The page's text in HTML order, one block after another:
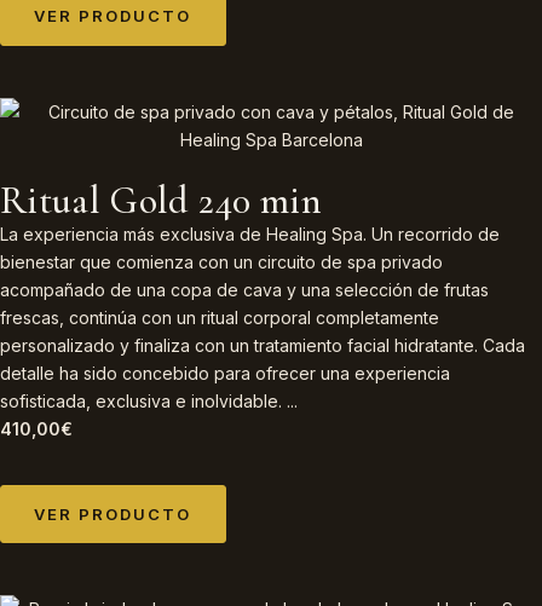
VER PRODUCTO
Ritual Gold 240 min
La experiencia más exclusiva de Healing Spa. Un recorrido de
bienestar que comienza con un circuito de spa privado
acompañado de una copa de cava y una selección de frutas
frescas, continúa con un ritual corporal completamente
personalizado y finaliza con un tratamiento facial hidratante. Cada
detalle ha sido concebido para ofrecer una experiencia
sofisticada, exclusiva e inolvidable. ...
410,00€
VER PRODUCTO